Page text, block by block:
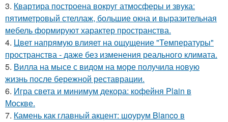
3. Квартира построена вокруг атмосферы и звука:
пятиметровый стеллаж, большие окна и выразительная
мебель формируют характер пространства.
4. Цвет напрямую влияет на ощущение "Температуры"
пространства - даже без изменения реального климата.
5. Вилла на мысе с видом на море получила новую
жизнь после бережной реставрации.
6. Игра света и минимум декора: кофейня Plain в
Москве.
7. Камень как главный акцент: шоурум Blanco в